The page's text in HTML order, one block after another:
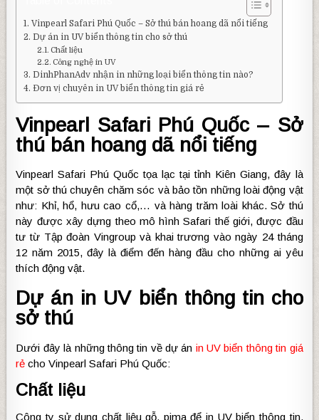
Vinpearl Safari Phú Quốc – Sở thú bán hoang dã nổi tiếng
Dự án in UV biển thông tin cho sở thú
Chất liệu
Công nghệ in UV
DinhPhanAdv nhận in những loại biển thông tin nào?
Đơn vị chuyên in UV biển thông tin giá rẻ
Vinpearl Safari Phú Quốc – Sở
thú bán hoang dã nổi tiếng
Vinpearl Safari Phú Quốc tọa lạc tại tỉnh Kiên Giang, đây là
một sở thú chuyên chăm sóc và bảo tồn những loài động vật
như: Khỉ, hổ, hưu cao cổ,… và hàng trăm loài khác. Sở thú
này được xây dựng theo mô hình Safari thế giới, được đầu
tư từ Tập đoàn Vingroup và khai trương vào ngày 24 tháng
12 năm 2015, đây là điểm đến hàng đầu cho những ai yêu
thích động vật.
Dự án in UV biển thông tin cho
sở thú
Dưới đây là những thông tin về dự án in UV biển thông tin giá
rẻ cho Vinpearl Safari Phú Quốc:
Chất liệu
Công ty sử dụng chất liệu gỗ, pima để in UV biển thông tin,